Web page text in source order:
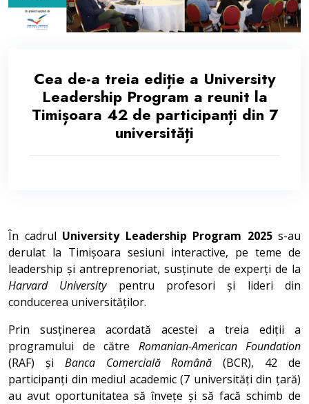
Cea de-a treia ediție a University
Leadership Program a reunit la
Timișoara 42 de participanți din 7
universități
În cadrul University Leadership Program 2025s-au
derulat la Timișoara sesiuni interactive, pe teme de
leadership și antreprenoriat, susținute de experți de la
Harvard Universitypentru profesori și lideri din
conducerea universităților.
Prin susținerea acordată acestei a treia ediții a
programului de către Romanian-American Foundation
(RAF) și Banca Comercială Română (BCR), 42 de
participanți din mediul academic (7 universități din țară)
au avut oportunitatea să învețe și să facă schimb de